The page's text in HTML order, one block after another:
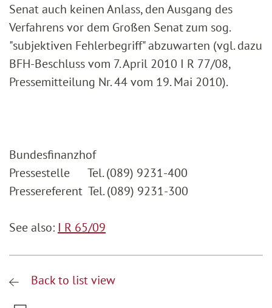
Senat auch keinen Anlass, den Ausgang des
Verfahrens vor dem Großen Senat zum sog.
"subjektiven Fehlerbegriff" abzuwarten (vgl. dazu
BFH-Beschluss vom 7. April 2010 I R 77/08,
Pressemitteilung Nr. 44 vom 19. Mai 2010).
Bundesfinanzhof
Pressestelle Tel. (089) 9231-400
Pressereferent Tel. (089) 9231-300
See also: I R 65/09
Back to list view